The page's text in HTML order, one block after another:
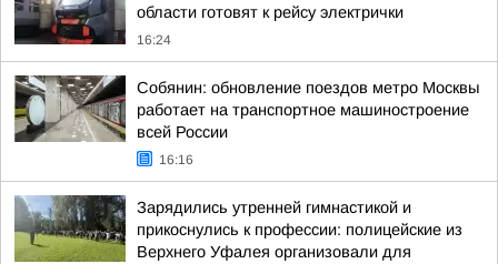
области готовят к рейсу электрички
16:24
Собянин: обновление поездов метро Москвы
работает на транспортное машиностроение
всей России
16:16
Зарядились утренней гимнастикой и
прикоснулись к профессии: полицейские из
Верхнего Уфалея организовали для